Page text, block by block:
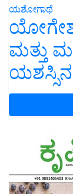
ಯಶೋಗಾಥೆ
ಮತ್ತು